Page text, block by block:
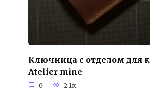
Ключница с отделом для
Atelier mine
0 2.1к.